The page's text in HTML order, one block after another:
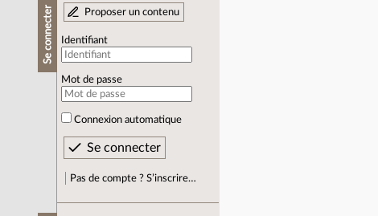
Se connecter Proposer un contenu
Identifiant
Mot de passe
Connexion automatique
Pas de compte ? S’inscrire…